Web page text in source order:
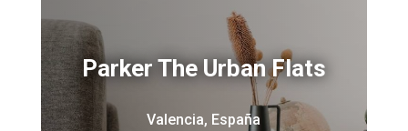
Parker The Urban Flats
Valencia, España